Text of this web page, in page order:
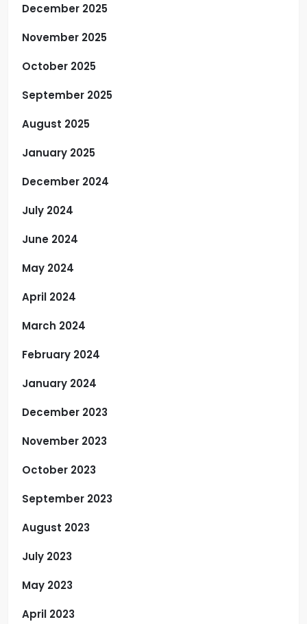
December 2025
November 2025
October 2025
September 2025
August 2025
January 2025
December 2024
July 2024
June 2024
May 2024
April 2024
March 2024
February 2024
January 2024
December 2023
November 2023
October 2023
September 2023
August 2023
July 2023
May 2023
April 2023